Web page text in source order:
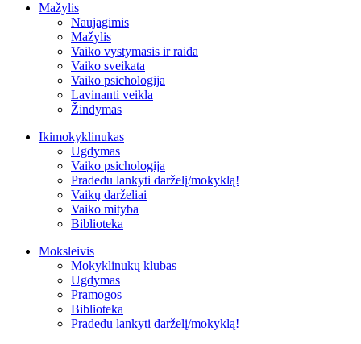
Mažylis
Naujagimis
Mažylis
Vaiko vystymasis ir raida
Vaiko sveikata
Vaiko psichologija
Lavinanti veikla
Žindymas
Ikimokyklinukas
Ugdymas
Vaiko psichologija
Pradedu lankyti darželį/mokyklą!
Vaikų darželiai
Vaiko mityba
Biblioteka
Moksleivis
Mokyklinukų klubas
Ugdymas
Pramogos
Biblioteka
Pradedu lankyti darželį/mokyklą!